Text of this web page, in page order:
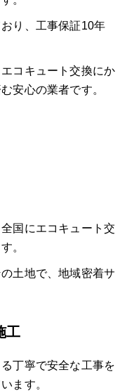
り、工事保証10年
コキュート交換にか
安心の業者です。
国にエコキュート交
。
土地で、地域密着サ
工
丁寧で安全な工事を
ます。